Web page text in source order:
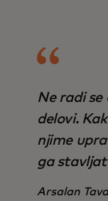
Ne radi se
delovi.
njime
ga
Arsalan